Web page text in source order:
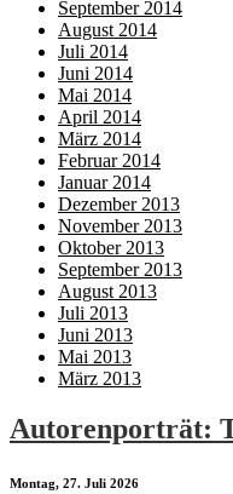
September 2014
August 2014
Juli 2014
Juni 2014
Mai 2014
April 2014
März 2014
Februar 2014
Januar 2014
Dezember 2013
November 2013
Oktober 2013
September 2013
August 2013
Juli 2013
Juni 2013
Mai 2013
März 2013
Autorenporträt:
Montag, 27. Juli 2026